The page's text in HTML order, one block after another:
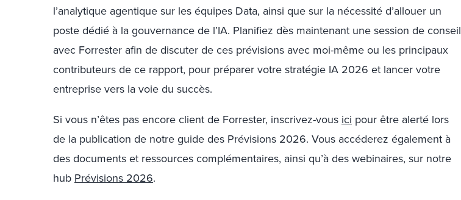
l’analytique agentique sur les équipes Data, ainsi que sur la nécessité d’allouer un
poste dédié à la gouvernance de l’IA. Planifiez dès maintenant une session de conseil
avec Forrester afin de discuter de ces prévisions avec moi-même ou les principaux
contributeurs de ce rapport, pour préparer votre stratégie IA 2026 et lancer votre
entreprise vers la voie du succès.
Si vous n’êtes pas encore client de Forrester, inscrivez-vous ici pour être alerté lors
de la publication de notre guide des Prévisions 2026. Vous accéderez également à
des documents et ressources complémentaires, ainsi qu’à des webinaires, sur notre
hub Prévisions 2026.